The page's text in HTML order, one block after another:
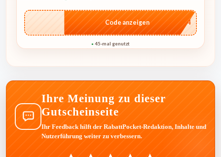
…W24
Code anzeigen
● 45-mal genutzt
Ihre Meinung zu dieser
Gutscheinseite
Ihr Feedback hilft der RabattPocket-Redaktion, Inhalte und
Nutzerführung weiter zu verbessern.